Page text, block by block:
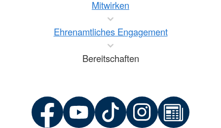
Mitwirken
Ehrenamtliches Engagement
Bereitschaften